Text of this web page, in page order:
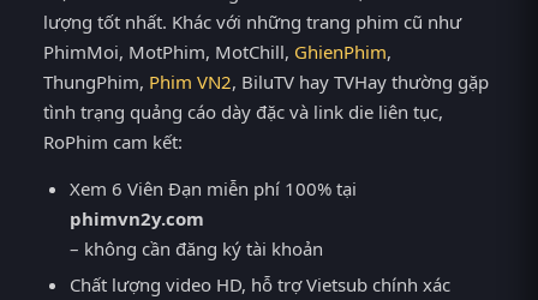
lượng tốt nhất. Khác với những trang phim cũ như
PhimMoi, MotPhim, MotChill, GhienPhim,
ThungPhim, Phim VN2, BiluTV hay TVHay thường gặp
tình trạng quảng cáo dày đặc và link die liên tục,
RoPhim cam kết:
Xem 6 Viên Đạn miễn phí 100% tại
phimvn2y.com
– không cần đăng ký tài khoản
Chất lượng video HD, hỗ trợ Vietsub chính xác